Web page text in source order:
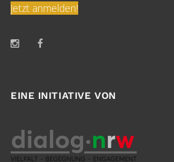
Jetzt anmelden!
EINE INITIATIVE VON